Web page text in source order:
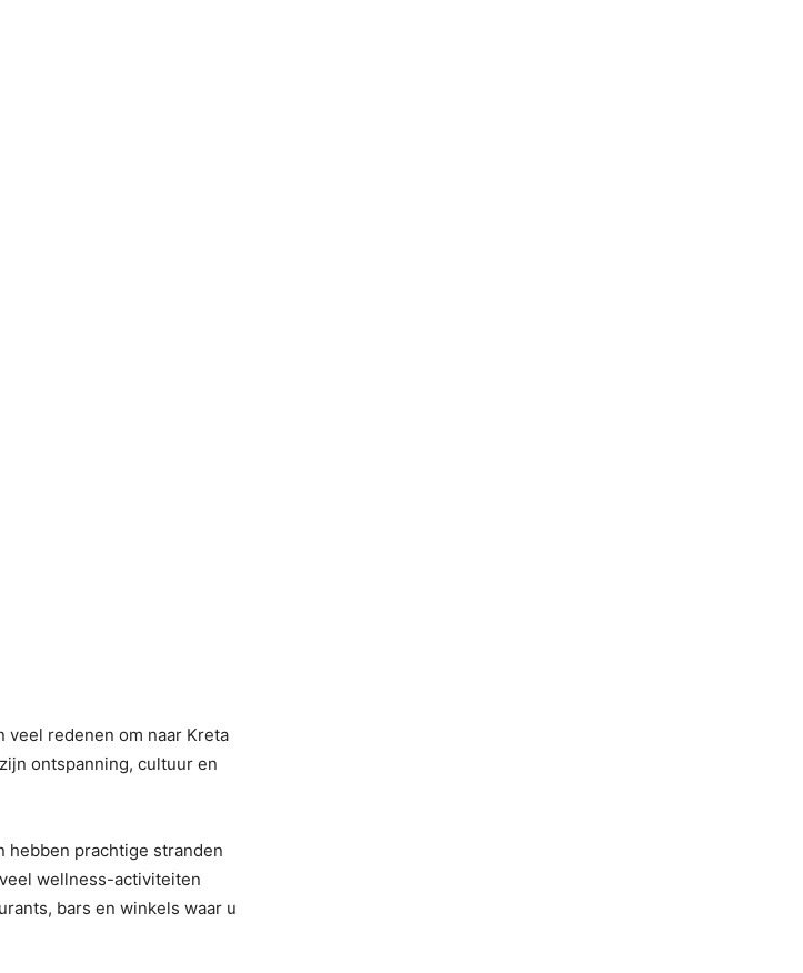
veel redenen om naar Kreta
ontspanning, cultuur en
hebben prachtige stranden
wellness-activiteiten
bars en winkels waar u